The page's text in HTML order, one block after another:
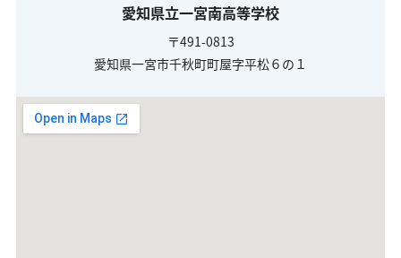
愛知県立一宮南高等学校
〒491-0813
愛知県一宮市千秋町町屋字平松６の１